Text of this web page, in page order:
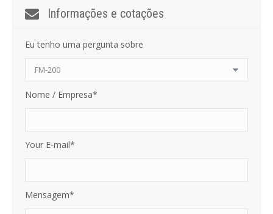
Informações e cotações
Eu tenho uma pergunta sobre
Nome / Empresa*
Your E-mail*
Mensagem*